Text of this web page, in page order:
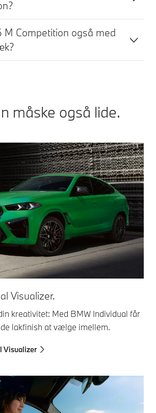
M Competition også med
måske også lide.
Visualizer.
kreativitet: Med BMW Individual får
lakfinish at vælge imellem.
Visualizer